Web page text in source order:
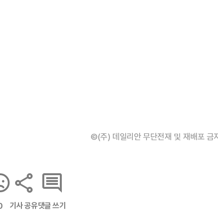
©(주) 데일리안 무단전재 및 재배포 금
기사 공유댓글 쓰기